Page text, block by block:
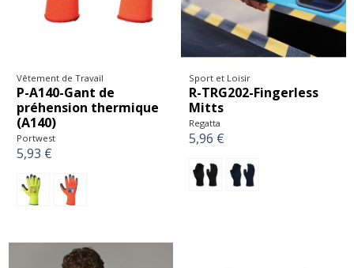
Vêtement de Travail
P-A140-Gant de
préhension thermique
(A140)
Portwest
5,93 €
Sport et Loisir
R-TRG202-Fingerless
Mitts
Regatta
5,96 €